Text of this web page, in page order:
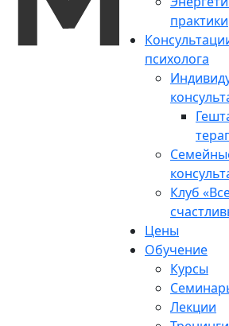
практики
психолога
Клуб
Цены
Обучение
Курсы
Лекции